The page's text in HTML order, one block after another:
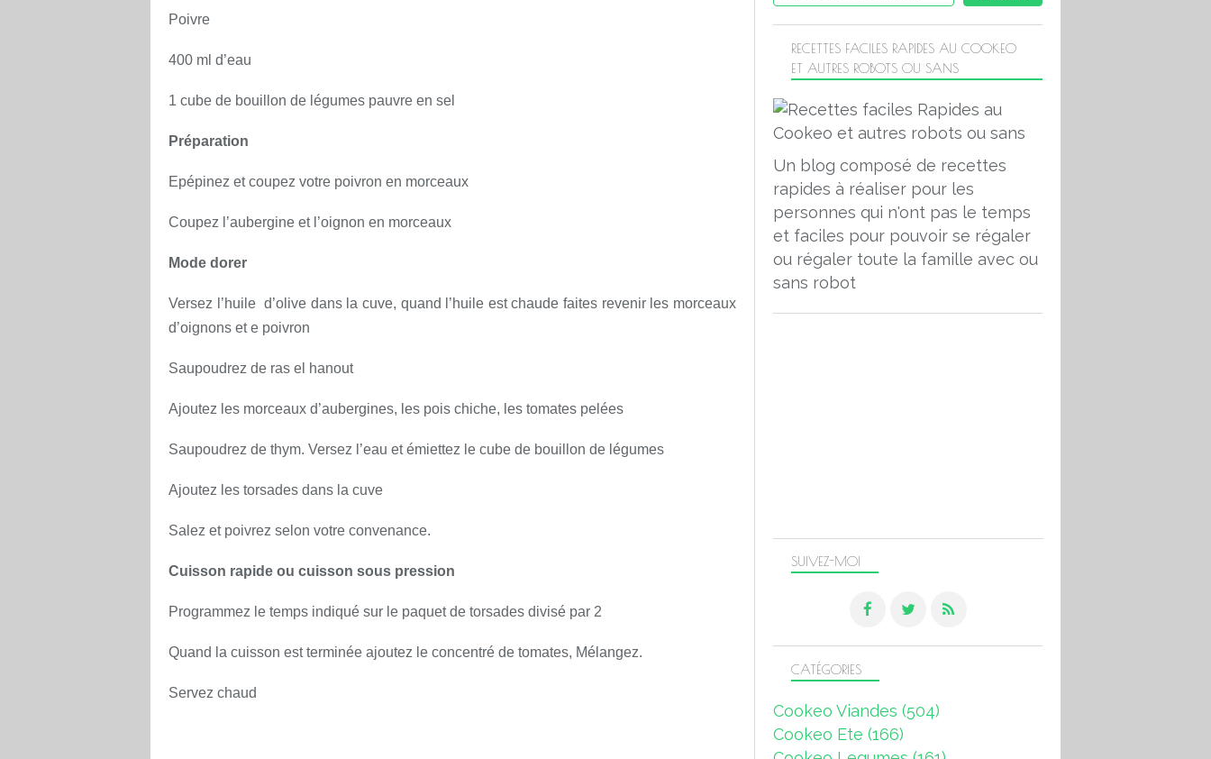
Poivre
400 ml d’eau
1 cube de bouillon de légumes pauvre en sel
Préparation
Epépinez et coupez votre poivron en morceaux
Coupez l’aubergine et l’oignon en morceaux
Mode dorer
Versez l’huile d’olive dans la cuve, quand l’huile est chaude faites revenir les morceaux
d’oignons et e poivron
Saupoudrez de ras el hanout
Ajoutez les morceaux d’aubergines, les pois chiche, les tomates pelées
Saupoudrez de thym. Versez l’eau et émiettez le cube de bouillon de légumes
Ajoutez les torsades dans la cuve
Salez et poivrez selon votre convenance.
Cuisson rapide ou cuisson sous pression
Programmez le temps indiqué sur le paquet de torsades divisé par 2
Quand la cuisson est terminée ajoutez le concentré de tomates, Mélangez.
Servez chaud
SUIVEZ-MOI
RECETTES FACILES RAPIDES AU COOKEO
ET AUTRES ROBOTS OU SANS
Un blog composé de recettes
rapides à réaliser pour les
personnes qui n'ont pas le temps
et faciles pour pouvoir se régaler
ou régaler toute la famille avec ou
sans robot
CATÉGORIES
Cookeo Viandes (504)
Cookeo Ete (166)